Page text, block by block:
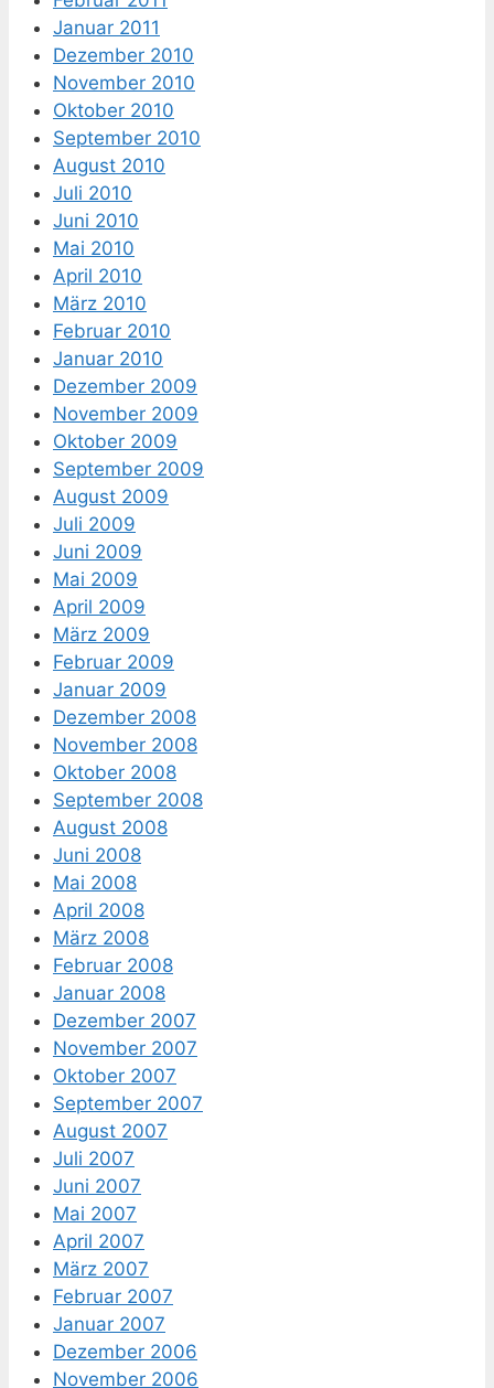
Januar 2011
Dezember 2010
November 2010
Oktober 2010
September 2010
August 2010
Juli 2010
Juni 2010
Mai 2010
April 2010
März 2010
Februar 2010
Januar 2010
Dezember 2009
November 2009
Oktober 2009
September 2009
August 2009
Juli 2009
Juni 2009
Mai 2009
April 2009
März 2009
Februar 2009
Januar 2009
Dezember 2008
November 2008
Oktober 2008
September 2008
August 2008
Juni 2008
Mai 2008
April 2008
März 2008
Februar 2008
Januar 2008
Dezember 2007
November 2007
Oktober 2007
September 2007
August 2007
Juli 2007
Juni 2007
Mai 2007
April 2007
März 2007
Februar 2007
Januar 2007
Dezember 2006
November 2006